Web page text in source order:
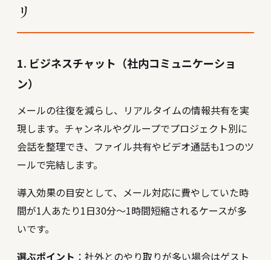
リ
1. ビジネスチャット（社内コミュニケーショ
ン）
メールの往復を減らし、リアルタイムの情報共有を実
現します。チャンネルやグループでプロジェクト別に
会話を整理でき、ファイル共有やビデオ通話も1つのツ
ールで完結します。
導入効果の目安として、メール対応に費やしていた時
間が1人あたり1日30分〜1時間短縮されるケースが多
いです。
選ぶポイント ：社外とのやり取りが多い場合はゲスト